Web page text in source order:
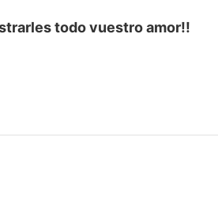
todo vuestro amor!!